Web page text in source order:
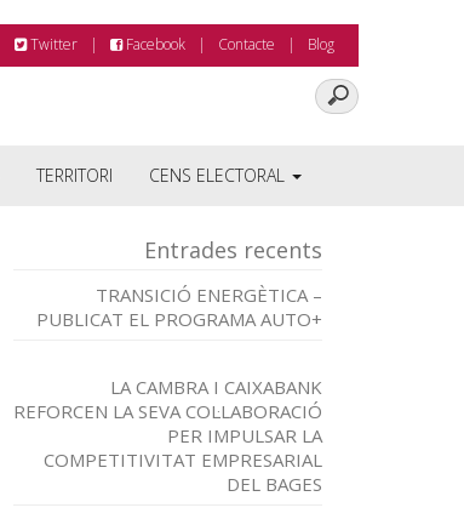
Twitter Facebook Contacte Blog
TERRITORI CENS ELECTORAL
Entrades recents
TRANSICIÓ ENERGÈTICA –
PUBLICAT EL PROGRAMA AUTO+
LA CAMBRA I CAIXABANK
REFORCEN LA SEVA COL·LABORACIÓ
PER IMPULSAR LA
COMPETITIVITAT EMPRESARIAL
DEL BAGES